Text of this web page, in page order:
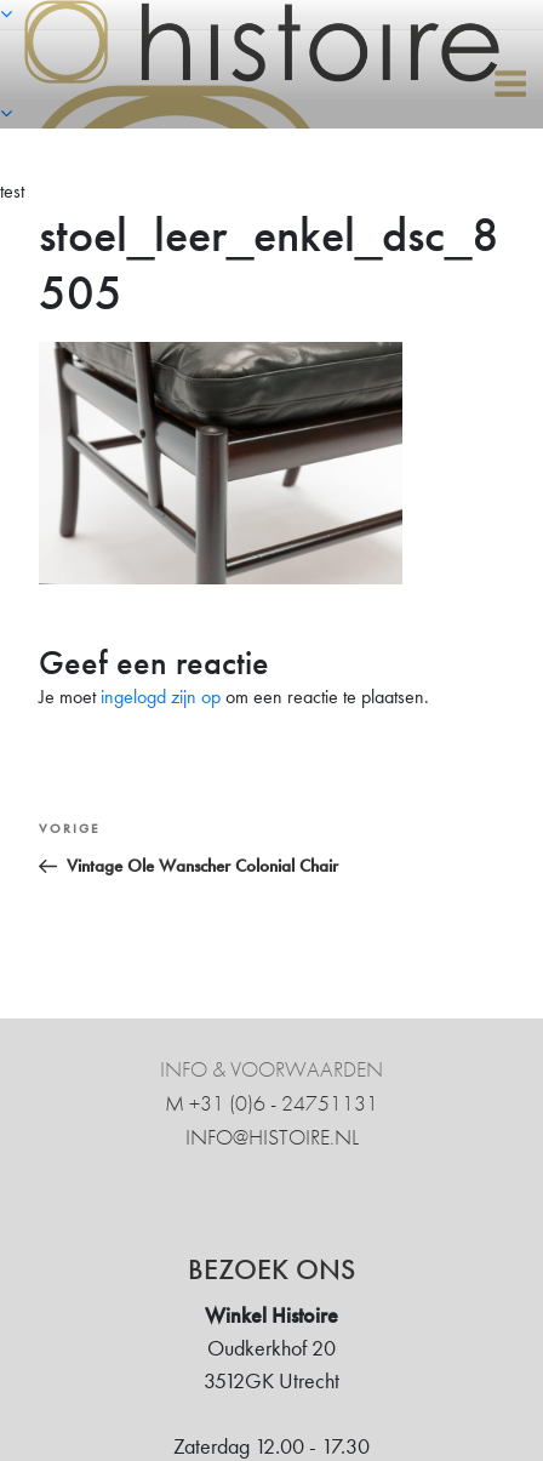
Naar
inhoud
springen
test
stoel_leer_enkel_dsc_8
505
Geef een reactie
Je moetingelogd zijn opom een reactie te plaatsen.
Bericht
navigatie
Vorig
bericht
VORIGE
Vintage Ole Wanscher Colonial Chair
INFO & VOORWAARDEN
M +31 ‍(0)6 - 24751131
INFO@HISTOIRE.NL
BEZOEK ONS
Winkel Histoire
Oudkerkhof 20
3512GK Utrecht
Zaterdag 12.00 - 17.30